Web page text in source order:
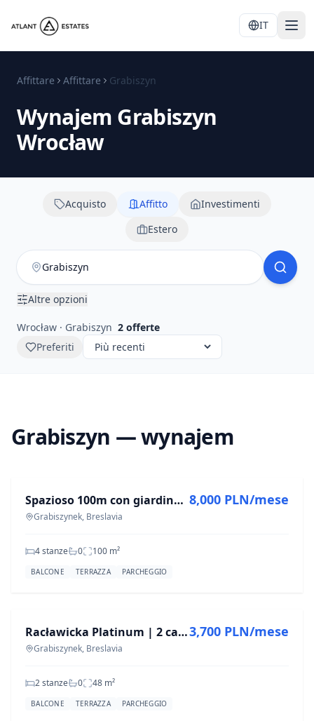
IT
Affittare Affittare Grabiszyn
Wynajem Grabiszyn
Wrocław
Acquisto Affitto
Investimenti
Estero
Altre opzioni
Wrocław · Grabiszyn 2 offerte
Preferiti
Grabiszyn — wynajem
Spazioso 100m con giardino presso il Parco Grabiszyński – alta qualità
Grabiszynek, Breslavia
8,000 PLN/mese
4 stanze 0 100 m²
BALCONE TERRAZZA PARCHEGGIO
Racławicka Platinum | 2 camere | Aria condizionata | Primo affitto
Grabiszynek, Breslavia
3,700 PLN/mese
2 stanze 0 48 m²
BALCONE TERRAZZA PARCHEGGIO